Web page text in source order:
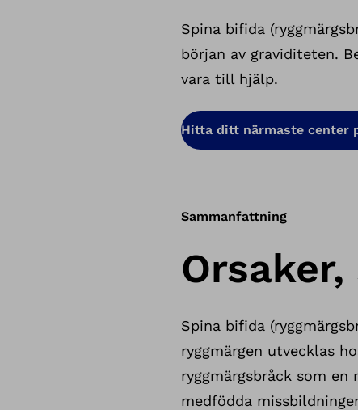
Spina bifida
början av graviditeten.
vara till hjälp.
Hitta ditt närmaste center
Sammanfattning
Spina bifida
ryggmärgen utvecklas
ryggmärgsbråck som
medfödda